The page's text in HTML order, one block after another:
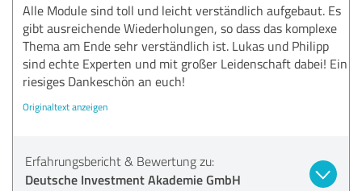
Alle Module sind toll und leicht verständlich aufgebaut. Es
gibt ausreichende Wiederholungen, so dass das komplexe
Thema am Ende sehr verständlich ist. Lukas und Philipp
sind echte Experten und mit großer Leidenschaft dabei! Ein
riesiges Dankeschön an euch!
Originaltext anzeigen
Erfahrungsbericht & Bewertung zu:
Deutsche Investment Akademie GmbH